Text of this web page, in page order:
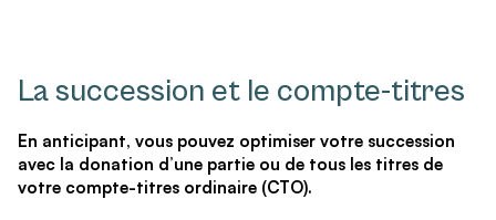
La succession et le compte-titres
En anticipant, vous pouvez optimiser votre succession
avec la donation d’une partie ou de tous les titres de
votre compte-titres ordinaire (CTO).